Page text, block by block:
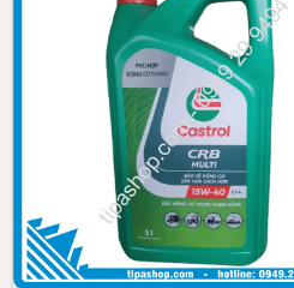
Thêm vào giỏ